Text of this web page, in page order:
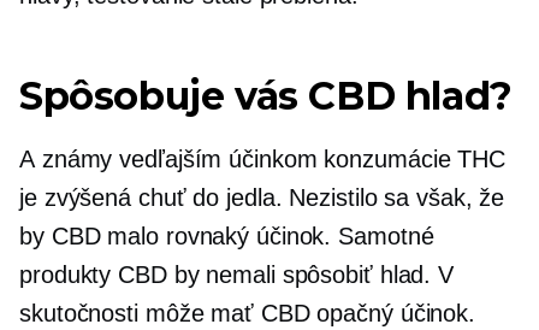
Spôsobuje vás CBD hlad?
A známy vedľajším účinkom konzumácie THC
je zvýšená chuť do jedla. Nezistilo sa však, že
by CBD malo rovnaký účinok. Samotné
produkty CBD by nemali spôsobiť hlad. V
skutočnosti môže mať CBD opačný účinok.